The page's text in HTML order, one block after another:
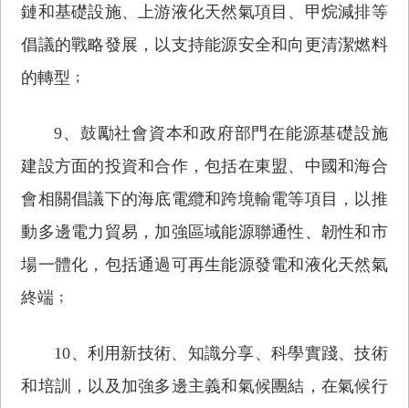
鏈和基礎設施、上游液化天然氣項目、甲烷減排等
倡議的戰略發展，以支持能源安全和向更清潔燃料
的轉型﹔
9、鼓勵社會資本和政府部門在能源基礎設施
建設方面的投資和合作，包括在東盟、中國和海合
會相關倡議下的海底電纜和跨境輸電等項目，以推
動多邊電力貿易，加強區域能源聯通性、韌性和市
場一體化，包括通過可再生能源發電和液化天然氣
終端﹔
10、利用新技術、知識分享、科學實踐、技術
和培訓，以及加強多邊主義和氣候團結，在氣候行